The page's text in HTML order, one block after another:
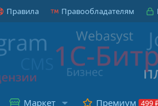
Правила Правообладателям
Маркет Премиум